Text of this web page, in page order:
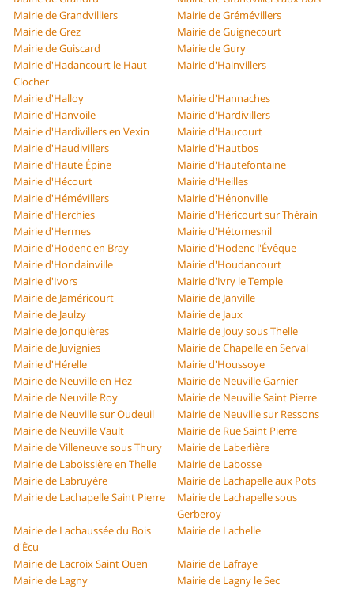
Mairie de Grandvilliers
Mairie de Grémévillers
Mairie de Grez
Mairie de Guignecourt
Mairie de Guiscard
Mairie de Gury
Mairie d'Hadancourt le Haut
Clocher
Mairie d'Hainvillers
Mairie d'Halloy
Mairie d'Hannaches
Mairie d'Hanvoile
Mairie d'Hardivillers
Mairie d'Hardivillers en Vexin
Mairie d'Haucourt
Mairie d'Haudivillers
Mairie d'Hautbos
Mairie d'Haute Épine
Mairie d'Hautefontaine
Mairie d'Hécourt
Mairie d'Heilles
Mairie d'Hémévillers
Mairie d'Hénonville
Mairie d'Herchies
Mairie d'Héricourt sur Thérain
Mairie d'Hermes
Mairie d'Hétomesnil
Mairie d'Hodenc en Bray
Mairie d'Hodenc l'Évêque
Mairie d'Hondainville
Mairie d'Houdancourt
Mairie d'Ivors
Mairie d'Ivry le Temple
Mairie de Jaméricourt
Mairie de Janville
Mairie de Jaulzy
Mairie de Jaux
Mairie de Jonquières
Mairie de Jouy sous Thelle
Mairie de Juvignies
Mairie de Chapelle en Serval
Mairie d'Hérelle
Mairie d'Houssoye
Mairie de Neuville en Hez
Mairie de Neuville Garnier
Mairie de Neuville Roy
Mairie de Neuville Saint Pierre
Mairie de Neuville sur Oudeuil
Mairie de Neuville sur Ressons
Mairie de Neuville Vault
Mairie de Rue Saint Pierre
Mairie de Villeneuve sous Thury
Mairie de Laberlière
Mairie de Laboissière en Thelle
Mairie de Labosse
Mairie de Labruyère
Mairie de Lachapelle aux Pots
Mairie de Lachapelle Saint Pierre
Mairie de Lachapelle sous
Gerberoy
Mairie de Lachaussée du Bois
d'Écu
Mairie de Lachelle
Mairie de Lacroix Saint Ouen
Mairie de Lafraye
Mairie de Lagny
Mairie de Lagny le Sec